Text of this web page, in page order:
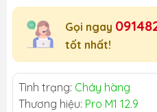
Gọi ngay
tốt nhất!
Tình trạng: Cháy hàng
Thương hiệu: Pro M1 12.9